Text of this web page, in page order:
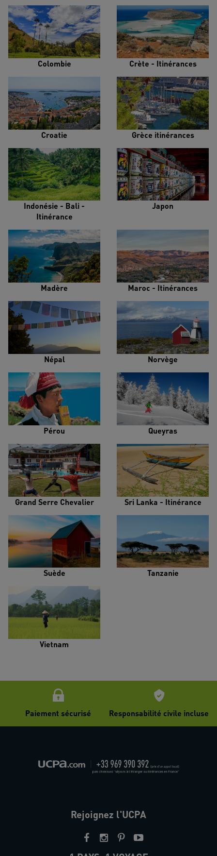
Colombie Crète - Itinérances
Croatie Grèce itinérances
Indonésie - Bali -
Itinérance
Japon
Madère Maroc - Itinérances
Népal Norvège
Pérou Queyras
Grand Serre Chevalier Sri Lanka - Itinérance
Suède Tanzanie
Vietnam
Paiement sécurisé Responsabilité civile incluse
Rejoignez l'UCPA